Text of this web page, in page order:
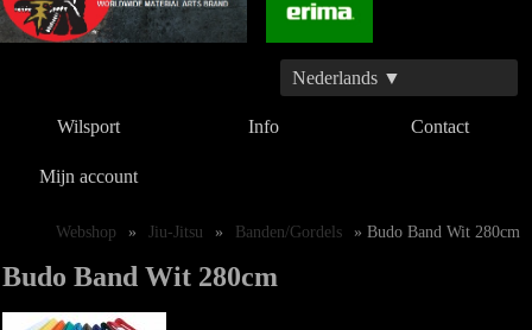
Nederlands ▼
Wilsport Info Contact
Mijn account
Webshop » Jiu-Jitsu » Banden/Gordels » Budo Band Wit 280cm
Budo Band Wit 280cm